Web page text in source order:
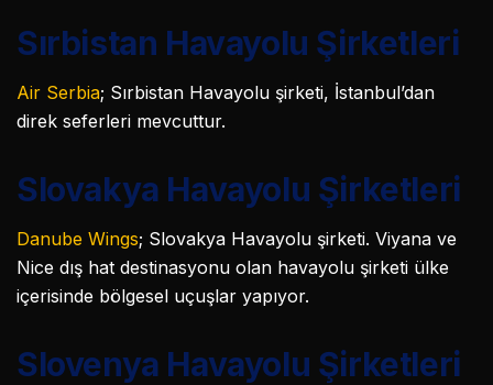
Sırbistan Havayolu Şirketleri
Air Serbia; Sırbistan Havayolu şirketi, İstanbul’dan
direk seferleri mevcuttur.
Slovakya Havayolu Şirketleri
Danube Wings; Slovakya Havayolu şirketi. Viyana ve
Nice dış hat destinasyonu olan havayolu şirketi ülke
içerisinde bölgesel uçuşlar yapıyor.
Slovenya Havayolu Şirketleri